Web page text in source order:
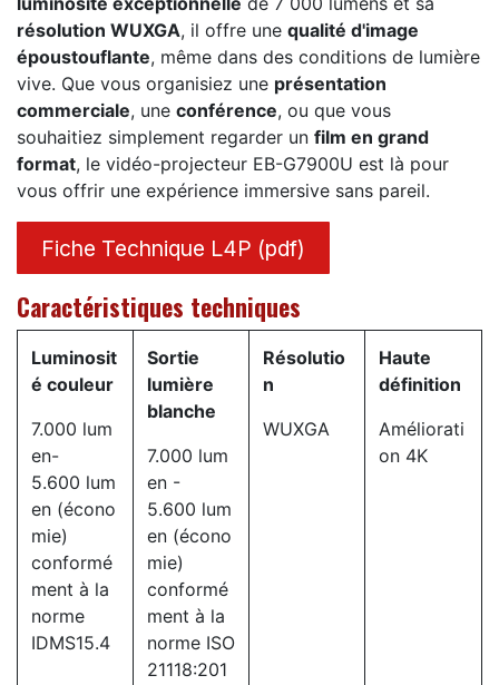
résolution WUXGA, il offre une qualité d'image
époustouflante, même dans des conditions de lumière
vive. Que vous organisiez une présentation
commerciale, une conférence, ou que vous
souhaitiez simplement regarder un film en grand
format, le vidéo-projecteur EB-G7900U est là pour
vous offrir une expérience immersive sans pareil.
Fiche Technique L4P (pdf)
Caractéristiques techniques
Luminosit
é couleur
7.000 lum
en-
5.600 lum
en (écono
mie)
conformé
ment à la
norme
IDMS15.4
Sortie
lumière
blanche
7.000 lum
en -
5.600 lum
en (écono
mie)
conformé
ment à la
norme ISO
21118:201
Résolutio
n
WUXGA
Haute
définition
Améliorati
on 4K